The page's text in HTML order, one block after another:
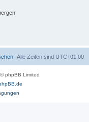
Alle Zeiten sind UTC+01:00
phpBB Limited